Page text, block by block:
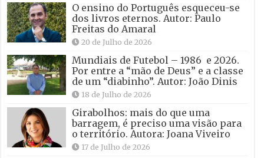
O ensino do Português esqueceu-se
dos livros eternos. Autor: Paulo
Freitas do Amaral
20 de Julho de 2026
Mundiais de Futebol – 1986 e 2026.
Por entre a “mão de Deus” e a classe
de um “diabinho”. Autor: João Dinis
18 de Julho de 2026
Girabolhos: mais do que uma
barragem, é preciso uma visão para
o território. Autora: Joana Viveiro
17 de Julho de 2026